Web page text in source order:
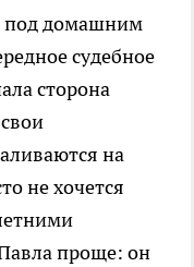
под домашним
судебное
сторона
на
не хочется
проще: он